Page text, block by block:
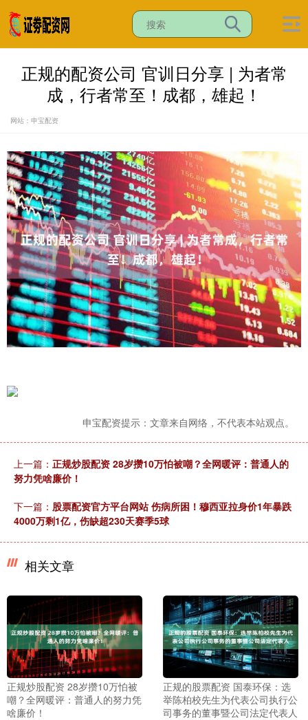
正规的配资公司 官训日分享 | 为者常
成，行者常至！成都，雄起！
网站：申宝配资
申宝配资提示：文章来自网络，不代表本站观点。
上一篇： 正规炒股配资 28岁攒10万怕被嘲？全网暖评：普通人的
努力凭啥廉价！
下一篇： 股票配资官方平台网站 伤病所困！穆西亚拉身价1年暴跌
4000万剩1亿，伤缺超230天赛季5球
相关文章
正规炒股配资 28岁攒10万怕被
嘲？全网暖评：普通人的努力凭
啥廉价！
正规的股票配资 国泰环保：选
举陈柏校先生为代表公司执行公
司事务的董事暨公司法定代表人